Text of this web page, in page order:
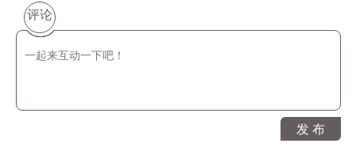
2、每一个职业人都有自己独特的技能，明白自己的定位；
3、人物形象生动，打斗动作干净利落，超级过瘾刺激。
评论
发 布